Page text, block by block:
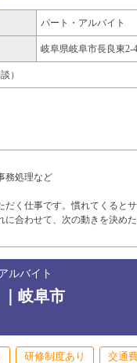
パート・アルバイト
岐阜県岐阜市長良東2-
）
務処理など
く仕事です。慣れてくると
合わせて、次の動きを決め
ルバイト
岐阜市
研修制度あり 交通